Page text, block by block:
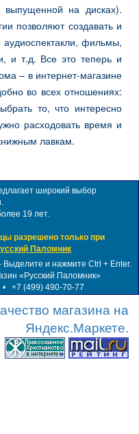
на дисках).
позволяют создавать и
аудиоспектакли, фильмы,
и т.д. Все это теперь и
– в интернет-магазине
во всех отношениях:
то, что интересно
расходовать время и
лавкам.
широкий выбор
19 лет.
разрешено только при
Паломник
и нажмите Ctrl + Enter.
«Русский Паломник»
+7 (499) 490-70-77